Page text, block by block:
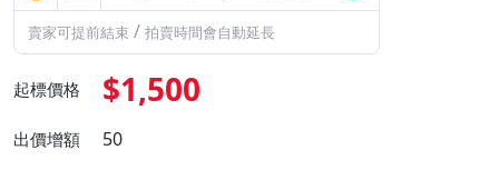
賣家可提前結束 / 拍賣時間會自動延長
起標價格 $1,500
出價增額 50